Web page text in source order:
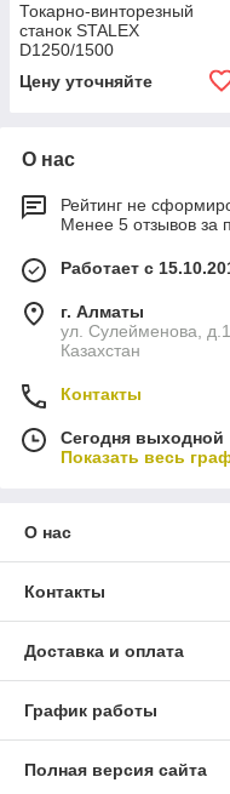
Токарно-винторезный
станок STALEX
D1250/1500
Цену уточняйте
О нас
Рейтинг не
Менее 5 отзывов за
Работает с
г. Алматы
ул. Сулейменова,
Казахстан
Контакты
Сегодня выходной
Показать весь
О нас
Контакты
Доставка и оплата
График работы
Полная версия сайта